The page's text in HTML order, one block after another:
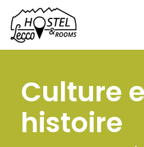
main
content
Culture
histoire